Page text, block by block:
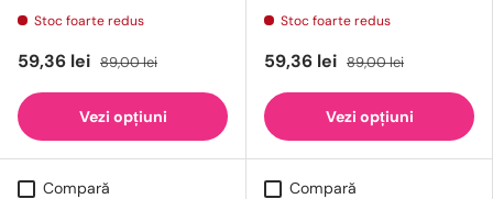
Stoc foarte redus
59,36 lei 89,00 lei
Vezi opțiuni
Stoc foarte redus
59,36 lei 89,00 lei
Vezi opțiuni
Compară Compară